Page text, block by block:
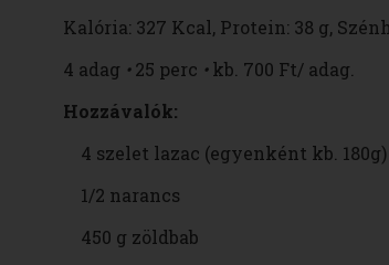
Kalória: 327 Kcal, Protein: 38 g,
4 adag •25 perc •kb. 700 Ft/ adag.
Hozzávalók:
4 szelet lazac (egyenként kb. 180g)
1/2 narancs
450 g zöldbab